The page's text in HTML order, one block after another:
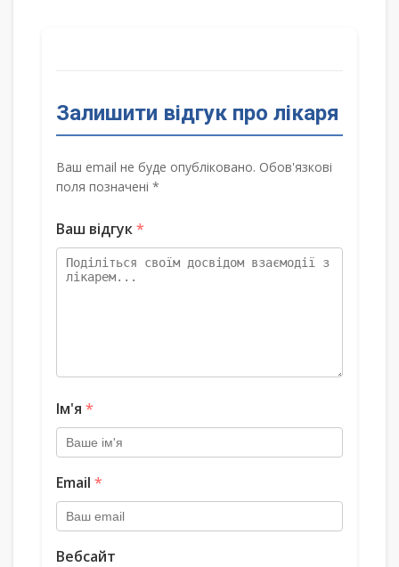
Залишити відгук про лікаря
Ваш email не буде опубліковано. Обов'язкові
поля позначені *
Ваш відгук*
Ім'я *
Email *
Вебсайт